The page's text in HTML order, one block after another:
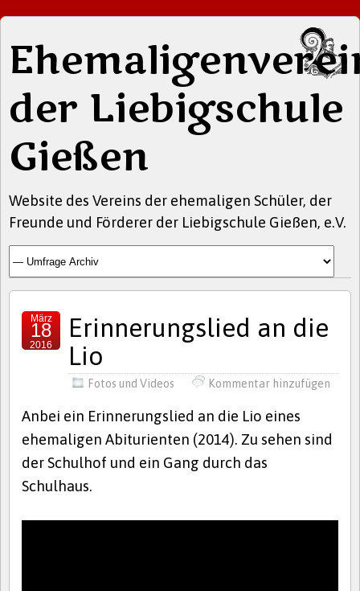
der Liebigschule
Gießen
Website des Vereins der ehemaligen Schüler, der
Freunde und Förderer der Liebigschule Gießen, e.V.
Erinnerungslied an die
Lio
Fotos und Videos Kommentar hinzufügen
März
18
2016
Anbei ein Erinnerungslied an die Lio eines
ehemaligen Abiturienten (2014). Zu sehen sind
der Schulhof und ein Gang durch das
Schulhaus.